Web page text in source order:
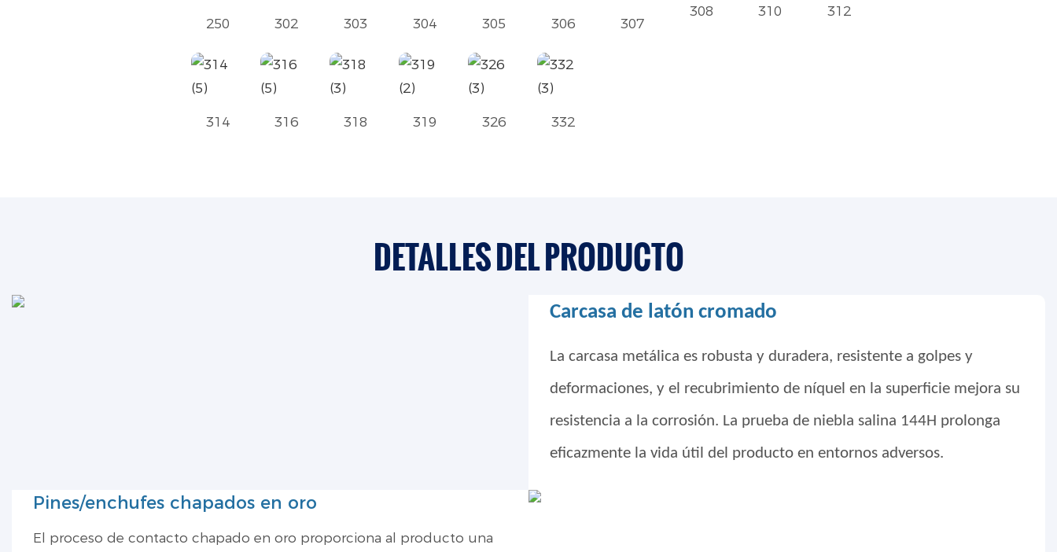
250 302 303 304 305 306 307
308 310 312
314 316 318 319 326 332
DETALLES DEL PRODUCTO
Carcasa de latón cromado
La carcasa metálica es robusta y duradera, resistente a golpes y
deformaciones, y el recubrimiento de níquel en la superficie mejora su
resistencia a la corrosión. La prueba de niebla salina 144H prolonga
eficazmente la vida útil del producto en entornos adversos.
Pines/enchufes chapados en oro
El proceso de contacto chapado en oro proporciona al producto una